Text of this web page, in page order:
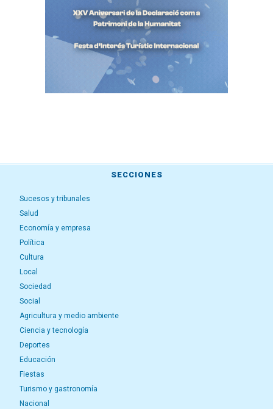
SECCIONES
Sucesos y tribunales
Salud
Economía y empresa
Política
Cultura
Local
Sociedad
Social
Agricultura y medio ambiente
Ciencia y tecnología
Deportes
Educación
Fiestas
Turismo y gastronomía
Nacional